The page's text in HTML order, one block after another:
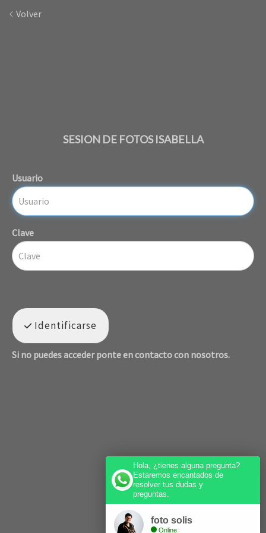
Volver
SESION DE FOTOS ISABELLA
Usuario
Clave
Identificarse
Si no puedes acceder ponte en contacto con nosotros.
Hola, ¿tienes alguna pregunta?
Estaremos encantados de
resolver tus dudas y
preguntas.
foto solis
Online